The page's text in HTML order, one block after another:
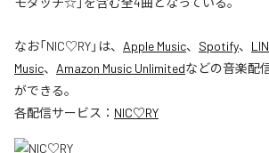
なお「NIC♡RY」は、 Apple Music、 Spotify、
Music、 Amazon Music Unlimitedなどの音楽配
ができる。
各配信サービス： NIC♡RY